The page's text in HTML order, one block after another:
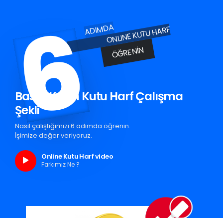
6ADIMDAONLINE KUTU HARF
ÖĞRENIN
Baskil Krom Kutu Harf Çalışma
Şekli
Nasıl çalıştığımızı 6 adımda öğrenin.
İşimize değer veriyoruz.
Online Kutu Harf video
Farkımız Ne ?